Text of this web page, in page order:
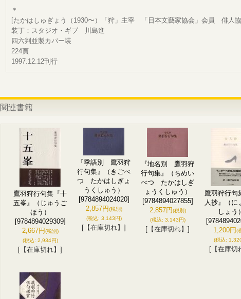
＊
[たかはしゅぎょう（1930〜）「狩」主宰 「日本文藝家協会」会員 俳人
装丁：スタジオ・ギブ 川島進
四六判並製カバー装
224頁
1997.12.12刊行
関連書籍
鷹羽狩行句集『十
五峯』（じゅうご
ほう）
[9784894029309]
2,667円(税別)
(税込: 2,934円)
[【在庫切れ】]
『季語別 鷹羽狩
行句集』（きごべ
つ たかはしぎょ
うくしゅう）
[9784894024020]
2,857円(税別)
(税込: 3,143円)
[【在庫切れ】]
『地名別 鷹羽狩
行句集』（ちめい
べつ たかはしぎ
ょうくしゅう）
[9784894027855]
2,857円(税別)
(税込: 3,143円)
[【在庫切れ】]
鷹羽狩行句
人抄』（に
しょう
1,200円(
(税込:
[【在庫切